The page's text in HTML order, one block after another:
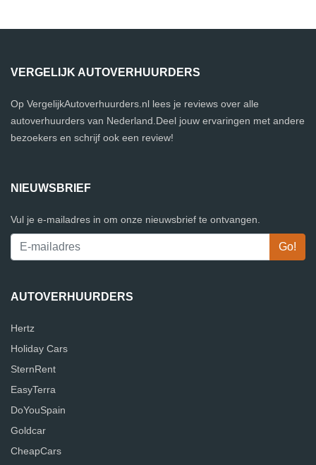
VERGELIJK AUTOVERHUURDERS
Op VergelijkAutoverhuurders.nl lees je reviews over alle
autoverhuurders van Nederland.Deel jouw ervaringen met andere
bezoekers en schrijf ook een review!
NIEUWSBRIEF
Vul je e-mailadres in om onze nieuwsbrief te ontvangen.
AUTOVERHUURDERS
Hertz
Holiday Cars
SternRent
EasyTerra
DoYouSpain
Goldcar
CheapCars